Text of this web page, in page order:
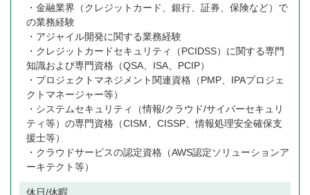
・金融業界（クレジットカード、銀行、証券、保険など）で
の業務経験
・アジャイル開発に関する業務経験
・クレジットカードセキュリティ（PCIDSS）に関する専門
知識および専門資格（QSA、ISA、PCIP）
・プロジェクトマネジメント関連資格（PMP、IPAプロジェ
クトマネージャー等）
・システムセキュリティ（情報/クラウド/サイバーセキュリ
ティ等）の専門資格（CISM、CISSP、情報処理安全確保支
援士等）
・クラウドサービスの認定資格（AWS認定ソリューションア
ーキテクト等）
休日/休暇